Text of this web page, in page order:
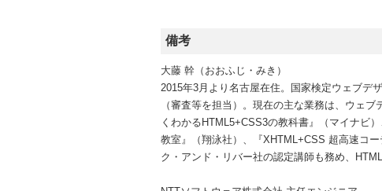
備考
大藤 幹（おおふじ・みき）
2015年3月より名古屋在住。国家検定ウェブデ
（審査等を担当）。現在の主な業務は、ウェ
くわかるHTML5+CSS3の教科書』（マイナビ
教室』（翔泳社）、『XHTML+CSS 超高速コ
ク・アンド・リバー社の認定講師も務め、